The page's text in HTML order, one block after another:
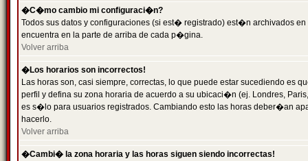
�C�mo cambio mi configuraci�n?
Todos sus datos y configuraciones (si est� registrado) est�n archivados
encuentra en la parte de arriba de cada p�gina.
Volver arriba
�Los horarios son incorrectos!
Las horas son, casi siempre, correctas, lo que puede estar sucediendo es
perfil y defina su zona horaria de acuerdo a su ubicaci�n (ej. Londres,
es s�lo para usuarios registrados. Cambiando esto las horas deber�an
hacerlo.
Volver arriba
�Cambi� la zona horaria y las horas siguen siendo incorrectas!